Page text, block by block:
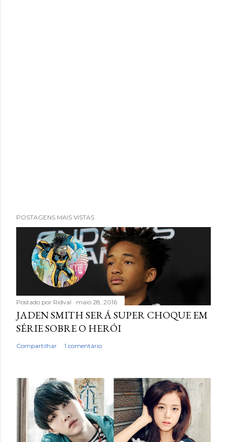
POSTAGENS MAIS VISTAS
Postado por Ridval maio 28, 2016
JADEN SMITH SERÁ SUPER CHOQUE EM
SÉRIE SOBRE O HERÓI
Compartilhar 1 comentário